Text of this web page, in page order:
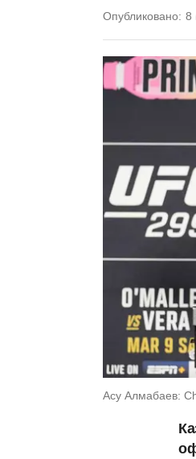
Опубликовано: 8
Асу Алмабаев: